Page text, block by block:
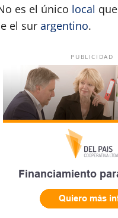
es el único local
el sur argentino.
PUBLICIDAD